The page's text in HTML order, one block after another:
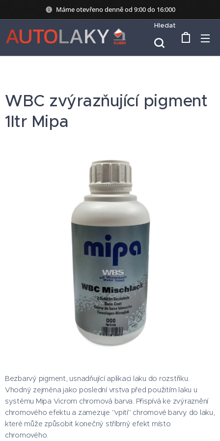
Máme otevřeno denně od 9:00 do 16:000
Hledat
WBC zvýrazňující pigment
1ltr Mipa
Bezbarvý pigment, usnadňující aplikaci laku do rozstřiku.
Vhodný zejména jako poslední vrstva před použitím laku u
systému Mipa Vicrom chromová barva. Přispívá ke zvýraznění
chromového efektu a zamezuje "vpití" chromové barvy do laku,
které může způsobit konečný stříbrný efekt místo
chromového.